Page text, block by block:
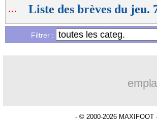
... Liste des brèves du jeu.
Filtrer :
- © 2000-2026 MAXIFOOT